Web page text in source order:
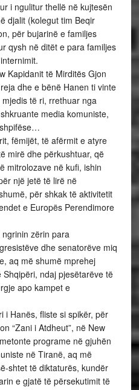
i ngulitur thellë në kujtesën
djalit (kolegut tim Beqir
për bujarinë e familjes
qysh në ditët e para familjes
Kapidanit të Mirditës Gjon
dhe e bënë Hanen ti vinte
të ri, rrethuar nga
media komuniste,
fëmijët, të afërmit e atyre
mirë dhe përkushtuar, që
mitrolozave në kufi, ishin
një jetë të lirë në
për shkak të aktivitetit
e Europës Perendimore
zërin para
dhe senatorëve miq
aq më shumë mprehej
ndaj pjesëtarëve të
apo kampet e
i Hanës, fliste si spikër, për
“Zani i Atdheut”, në New
programe në gjuhën
në Tiranë, aq më
shtet të diktaturës, kundër
e gjatë të përsekutimit të